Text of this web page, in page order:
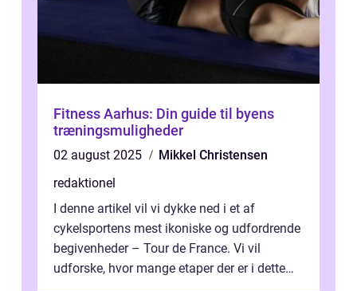
Fitness Aarhus: Din guide til byens
træningsmuligheder
02 august 2025
Mikkel Christensen
redaktionel
I denne artikel vil vi dykke ned i et af
cykelsportens mest ikoniske og udfordrende
begivenheder – Tour de France. Vi vil
udforske, hvor mange etaper der er i dette